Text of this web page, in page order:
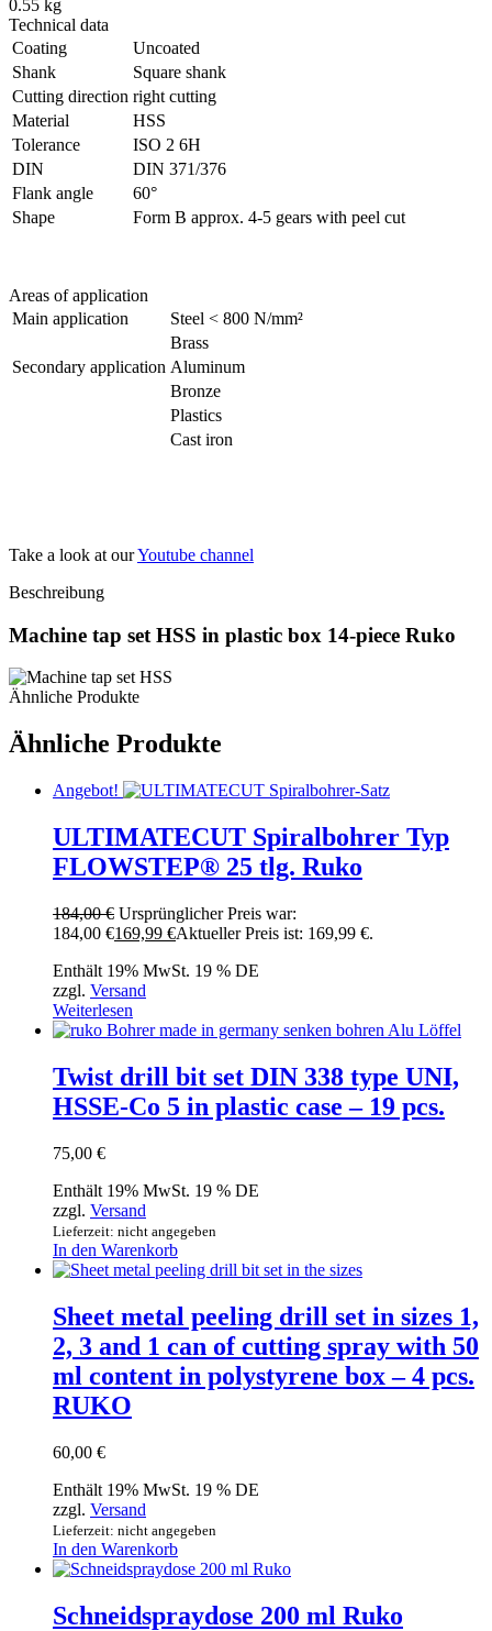
0.55 kg
Technical data
Coating
Uncoated
Shank
Square shank
Cutting direction right cutting
Material
HSS
Tolerance
ISO 2 6H
DIN
DIN 371/376
Flank angle
60°
Shape
Form B approx. 4-5 gears with peel cut
Areas of application
Main application
Steel < 800 N/mm²
Brass
Secondary application Aluminum
Bronze
Plastics
Cast iron
Take a look at ourYoutube channel
Beschreibung
Machine tap set HSS in plastic box 14-piece Ruko
Ähnliche Produkte
Ähnliche Produkte
Angebot!
ULTIMATECUT Spiralbohrer Typ
FLOWSTEP® 25 tlg. Ruko
184,00€ Ursprünglicher Preis war:
184,00 €169,99 €Aktueller Preis ist: 169,99 €.
Enthält 19% MwSt. 19 % DE
zzgl. Versand
Weiterlesen
Twist drill bit set DIN 338 type UNI,
HSSE-Co 5 in plastic case – 19 pcs.
75,00 €
Enthält 19% MwSt. 19 % DE
zzgl. Versand
Lieferzeit: nicht angegeben
In den Warenkorb
Sheet metal peeling drill set in sizes 1,
2, 3 and 1 can of cutting spray with 50
ml content in polystyrene box – 4 pcs.
RUKO
60,00 €
Enthält 19% MwSt. 19 % DE
zzgl. Versand
Lieferzeit: nicht angegeben
In den Warenkorb
Schneidspraydose 200 ml Ruko